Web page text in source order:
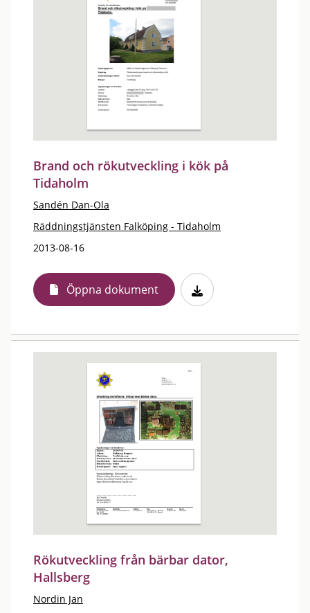
Brand och rökutveckling i kök på
Tidaholm
Sandén Dan-Ola
Räddningstjänsten Falköping - Tidaholm
2013-08-16
Öppna dokument
Rökutveckling från bärbar dator,
Hallsberg
Nordin Jan